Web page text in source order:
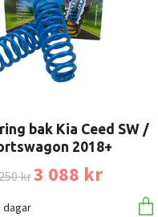
bak Kia Ceed SW /
2018+
kr3 088 kr
dagar